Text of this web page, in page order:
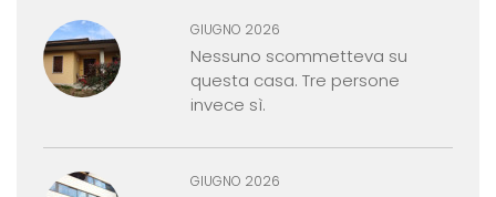
GIUGNO 2026
Nessuno scommetteva su
questa casa. Tre persone
invece sì.
GIUGNO 2026